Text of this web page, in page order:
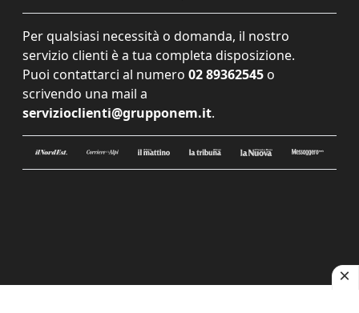
Per qualsiasi necessità o domanda, il nostro
servizio clienti è a tua completa disposizione.
Puoi contattarci al numero 02 89362545 o
scrivendo una mail a
servizioclienti@grupponem.it.